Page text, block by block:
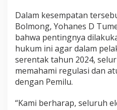
B
o
l
m
o
n
g
a
Dalam kesempatan
Bolmong, Yohanes D
bahwa pentingnya
hukum ini agar dalam
serentak tahun 2024,
memahami regulasi dan
dengan Pemilu.
“Kami berharap, seluruh